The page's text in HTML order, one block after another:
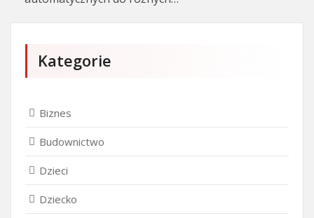
Kategorie
Biznes
Budownictwo
Dzieci
Dziecko